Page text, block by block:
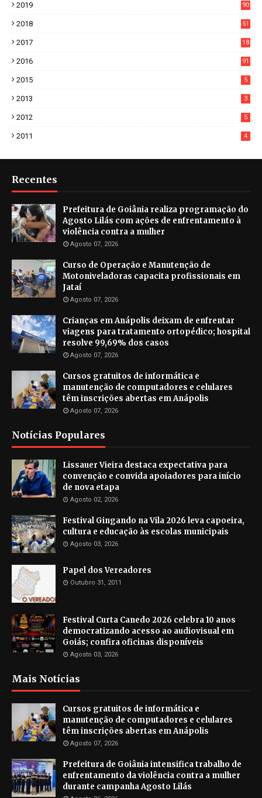
2019
90
2018
51
2017
18
2016 91
2015 5
2013 3
2012 5
2011 4
Recentes
Prefeitura de Goiânia realiza programação do
Agosto Lilás com ações de enfrentamento à
violência contra a mulher
Agosto 07, 2026
Curso de Operação e Manutenção de
Motoniveladoras capacita profissionais em
Jataí
Agosto 07, 2026
Crianças em Anápolis deixam de enfrentar
viagens para tratamento ortopédico; hospital
resolve 99,69% dos casos
Agosto 07, 2026
Cursos gratuitos de informática e
manutenção de computadores e celulares
têm inscrições abertas em Anápolis
Agosto 07, 2026
Notícias Populares
Lissauer Vieira destaca expectativa para
convenção e convida apoiadores para início
de nova etapa
Agosto 02, 2026
Festival Gingando na Vila 2026 leva capoeira,
cultura e educação às escolas municipais
Agosto 03, 2026
Papel dos Vereadores
Outubro 31, 2011
Festival Curta Canedo 2026 celebra 10 anos
democratizando acesso ao audiovisual em
Goiás; confira oficinas disponíveis
Agosto 03, 2026
Mais Notícias
Cursos gratuitos de informática e
manutenção de computadores e celulares
têm inscrições abertas em Anápolis
Agosto 07, 2026
Prefeitura de Goiânia intensifica trabalho de
enfrentamento da violência contra a mulher
durante campanha Agosto Lilás